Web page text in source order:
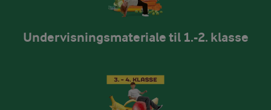
Undervisningsmateriale til 1.-2. klasse